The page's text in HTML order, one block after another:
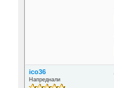
ico36
Напреднали